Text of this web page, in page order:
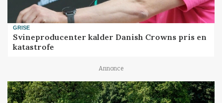
GRISE
Svineproducenter kalder Danish Crowns pris en
katastrofe
Annonce